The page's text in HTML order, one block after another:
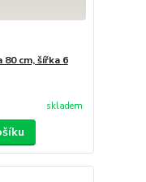
80 cm, šířka 6
skladem